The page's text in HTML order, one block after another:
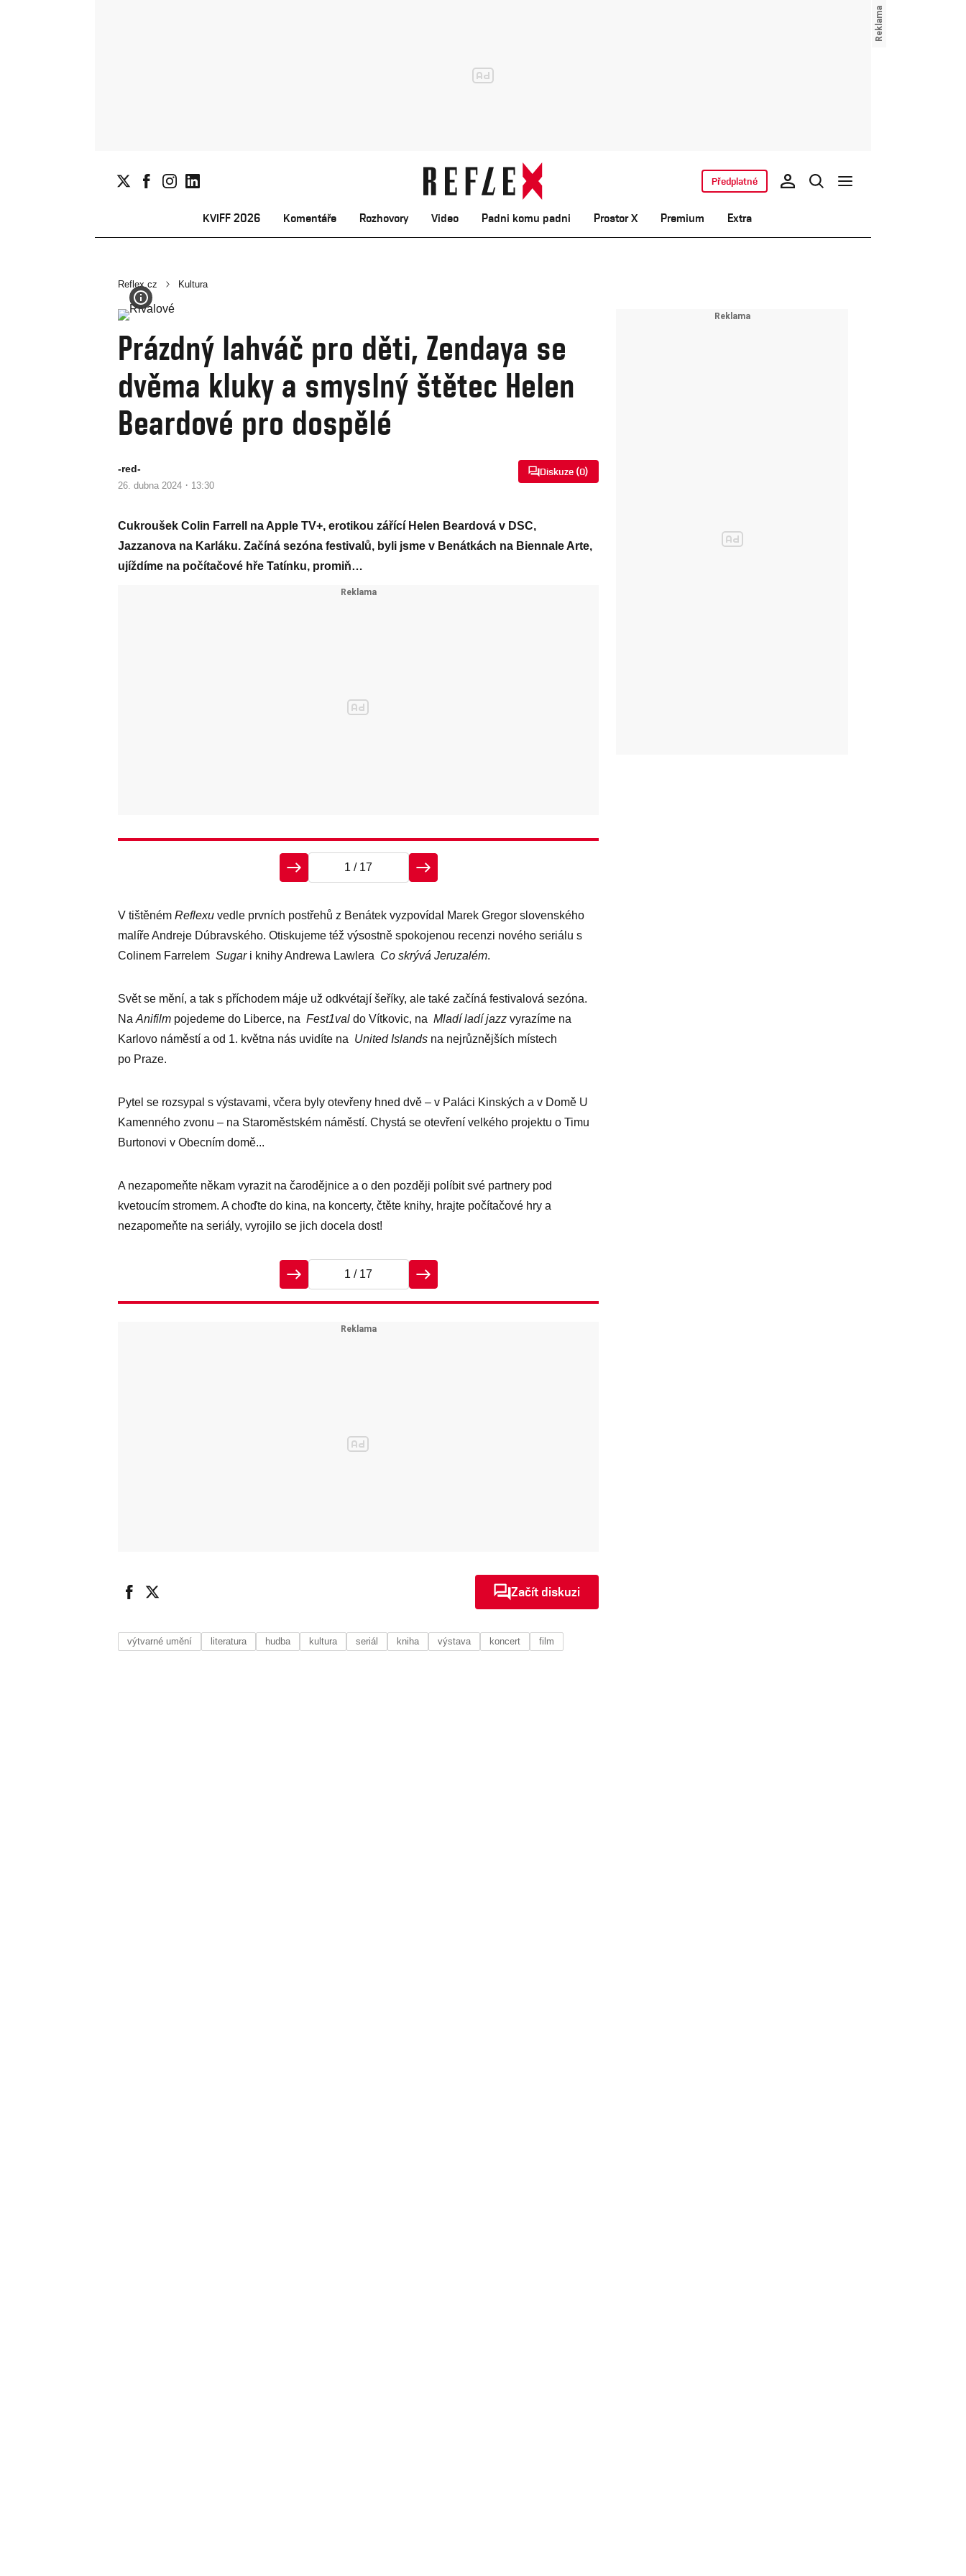
KVIFF 2026 Komentáře Rozhovory Video Padni komu padni Prostor X Premium Extra
Předplatné
Reflex.cz Kultura
Prázdný lahváč pro děti, Zendaya se
dvěma kluky a smyslný štětec Helen
Beardové pro dospělé
-red-
26. dubna 2024 · 13:30
Diskuze (0)
Cukroušek Colin Farrell na Apple TV+, erotikou zářící Helen Beardová v DSC,
Jazzanova na Karláku. Začíná sezóna festivalů, byli jsme v Benátkách na Biennale Arte,
ujíždíme na počítačové hře Tatínku, promiň…
1 / 17
V tištěném Reflexu vedle prvních postřehů z Benátek vyzpovídal Marek Gregor slovenského
malíře Andreje Dúbravského. Otiskujeme též výsostně spokojenou recenzi nového seriálu s
Colinem Farrelem Sugari knihy Andrewa Lawlera Co skrývá Jeruzalém.
Svět se mění, a tak s příchodem máje už odkvétají šeříky, ale také začíná festivalová sezóna.
Na Anifilm pojedeme do Liberce, na Fest1val do Vítkovic, na Mladí ladí jazz vyrazíme na
Karlovo náměstí a od 1. května nás uvidíte na United Islands na nejrůznějších místech
po Praze.
Pytel se rozsypal s výstavami, včera byly otevřeny hned dvě – v Paláci Kinských a v Domě U
Kamenného zvonu – na Staroměstském náměstí. Chystá se otevření velkého projektu o Timu
Burtonovi v Obecním domě...
A nezapomeňte někam vyrazit na čarodějnice a o den později políbit své partnery pod
kvetoucím stromem. A choďte do kina, na koncerty, čtěte knihy, hrajte počítačové hry a
nezapomeňte na seriály, vyrojilo se jich docela dost!
1 / 17
Začít diskuzi
výtvarné umění literatura hudba kultura seriál kniha výstava koncert film